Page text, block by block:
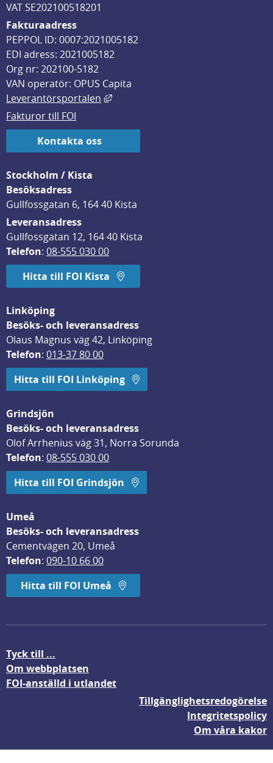
VAT SE202100518201
Fakturaadress
PEPPOL ID: 0007:2021005182
EDI adress: 2021005182
Org nr: 202100-5182
VAN operatör: OPUS Capita
Leverantörsportalen
Länk till annan webbplats, öppnas
Fakturor till FOI
Kontakta oss
Stockholm / Kista
Besöksadress
Gullfossgatan 6, 164 40 Kista
Leveransadress
Gullfossgatan 12, 164 40 Kista
Telefon: 08-555 030 00
Hitta till FOI Kista
Linköping
Besöks- och leveransadress
Olaus Magnus väg 42, Linköping
Telefon: 013-37 80 00
Hitta till FOI Linköping
Grindsjön
Besöks- och leveransadress
Olof Arrhenius väg 31, Norra Sorunda
Telefon: 08-555 030 00
Hitta till FOI Grindsjön
Umeå
Besöks- och leveransadress
Cementvägen 20, Umeå
Telefon: 090-10 66 00
Hitta till FOI Umeå
Tyck till ...
Om webbplatsen
FOI-anställd i utlandet
Tillgänglighetsredogörelse
Integritetspolicy
Om våra kakor